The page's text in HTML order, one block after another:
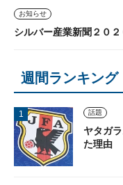
お知らせ
シルバー産業新聞２０
週間ランキング
話題
ヤタガ
た理由